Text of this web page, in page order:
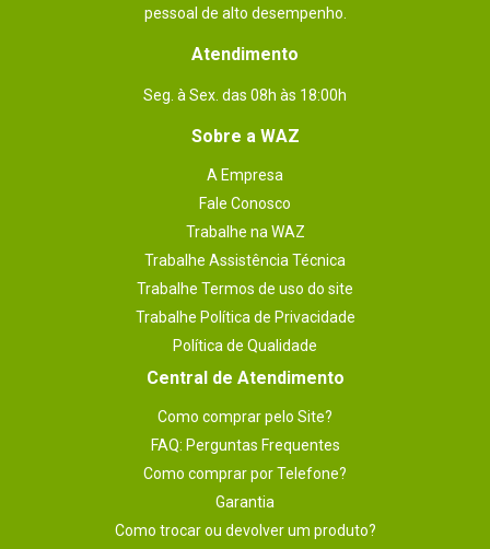
pessoal de alto desempenho.
Atendimento
Seg. à Sex. das 08h às 18:00h
Sobre a WAZ
A Empresa
Fale Conosco
Trabalhe na WAZ
Trabalhe Assistência Técnica
Trabalhe Termos de uso do site
Trabalhe Política de Privacidade
Política de Qualidade
Central de Atendimento
Como comprar pelo Site?
FAQ: Perguntas Frequentes
Como comprar por Telefone?
Garantia
Como trocar ou devolver um produto?